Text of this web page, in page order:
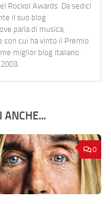
Rockol Awards. Da sedici
il suo blog
parla di musica,
con cui ha vinto il Premio
miglior blog italiano.
ANCHE...
0